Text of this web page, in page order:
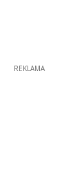
REKLAMA